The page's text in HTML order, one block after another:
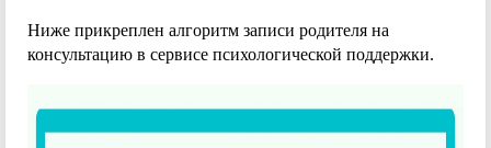
Ниже прикреплен алгоритм записи родителя на
консультацию в сервисе психологической поддержки.